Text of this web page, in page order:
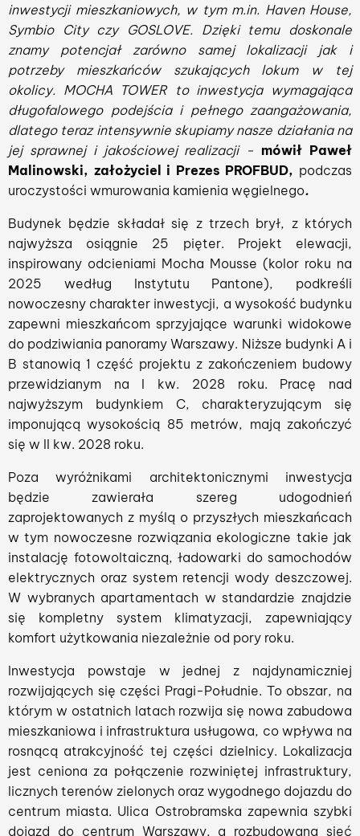
inwestycji mieszkaniowych, w tym m.in. Haven House,
Symbio City czy GOSLOVE. Dzięki temu doskonale
znamy potencjał zarówno samej lokalizacji jak i
potrzeby mieszkańców szukających lokum w tej
okolicy. MOCHA TOWER to inwestycja wymagająca
długofalowego podejścia i pełnego zaangażowania,
dlatego teraz intensywnie skupiamy nasze działania na
jej sprawnej i jakościowej realizacji - mówił Paweł
Malinowski, założyciel i Prezes PROFBUD, podczas
uroczystości wmurowania kamienia węgielnego.
Budynek będzie składał się z trzech brył, z których
najwyższa osiągnie 25 pięter. Projekt elewacji,
inspirowany odcieniami Mocha Mousse (kolor roku na
2025 według Instytutu Pantone), podkreśli
nowoczesny charakter inwestycji, a wysokość budynku
zapewni mieszkańcom sprzyjające warunki widokowe
do podziwiania panoramy Warszawy. Niższe budynki A i
B stanowią 1 część projektu z zakończeniem budowy
przewidzianym na I kw. 2028 roku. Pracę nad
najwyższym budynkiem C, charakteryzującym się
imponującą wysokością 85 metrów, mają zakończyć
się w II kw. 2028 roku.
Poza wyróżnikami architektonicznymi inwestycja
będzie zawierała szereg udogodnień
zaprojektowanych z myślą o przyszłych mieszkańcach
w tym nowoczesne rozwiązania ekologiczne takie jak
instalację fotowoltaiczną, ładowarki do samochodów
elektrycznych oraz system retencji wody deszczowej.
W wybranych apartamentach w standardzie znajdzie
się kompletny system klimatyzacji, zapewniający
komfort użytkowania niezależnie od pory roku.
Inwestycja powstaje w jednej z najdynamiczniej
rozwijających się części Pragi-Południe. To obszar, na
którym w ostatnich latach rozwija się nowa zabudowa
mieszkaniowa i infrastruktura usługowa, co wpływa na
rosnącą atrakcyjność tej części dzielnicy. Lokalizacja
jest ceniona za połączenie rozwiniętej infrastruktury,
licznych terenów zielonych oraz wygodnego dojazdu do
centrum miasta. Ulica Ostrobramska zapewnia szybki
dojazd do centrum Warszawy, a rozbudowana sieć